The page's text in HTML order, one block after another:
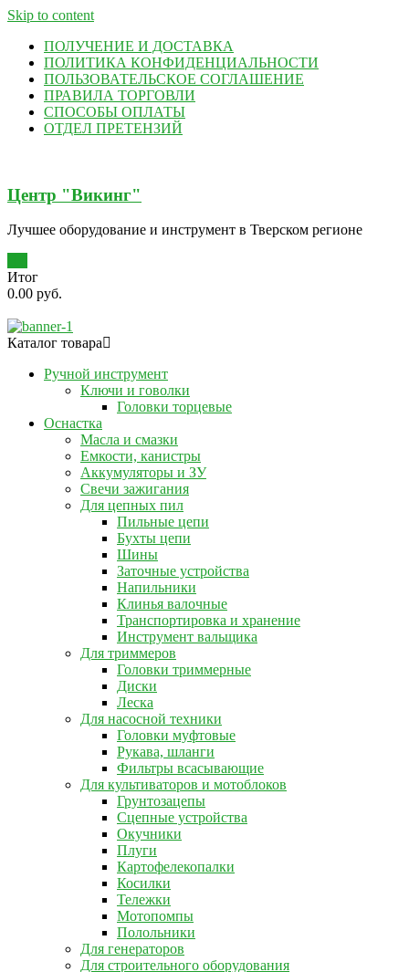
Skip to content
ПОЛУЧЕНИЕ И ДОСТАВКА
ПОЛИТИКА КОНФИДЕНЦИАЛЬНОСТИ
ПОЛЬЗОВАТЕЛЬСКОЕ СОГЛАШЕНИЕ
ПРАВИЛА ТОРГОВЛИ
СПОСОБЫ ОПЛАТЫ
ОТДЕЛ ПРЕТЕНЗИЙ
Центр "Викинг"
Лучшее оборудование и инструмент в Тверском регионе
Итог
0.00 руб.
Каталог товара
Ручной инструмент
Ключи и говолки
Головки торцевые
Оснастка
Масла и смазки
Емкости, канистры
Аккумуляторы и ЗУ
Свечи зажигания
Для цепных пил
Пильные цепи
Бухты цепи
Шины
Заточные устройства
Напильники
Клинья валочные
Транспортировка и хранение
Инструмент вальщика
Для триммеров
Головки триммерные
Диски
Леска
Для насосной техники
Головки муфтовые
Рукава, шланги
Фильтры всасывающие
Для культиваторов и мотоблоков
Грунтозацепы
Сцепные устройства
Окучники
Плуги
Картофелекопалки
Косилки
Тележки
Мотопомпы
Полольники
Для генераторов
Для строительного оборудования